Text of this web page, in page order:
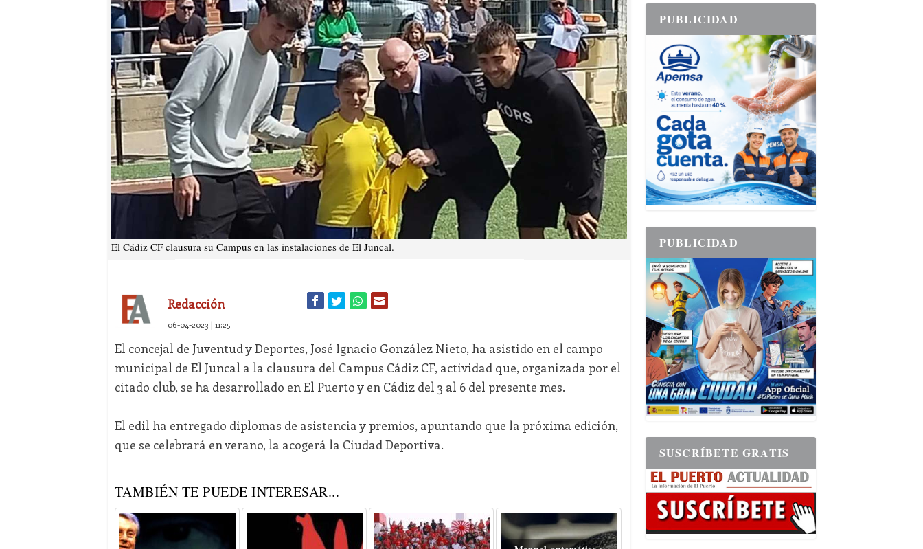
El Cádiz CF clausura su Campus en las instalaciones de El Juncal.
Redacción
06-04-2023 | 11:25
El concejal de Juventud y Deportes, José Ignacio González Nieto, ha asistido en el campo
municipal de El Juncal a la clausura del Campus Cádiz CF, actividad que, organizada por el
citado club, se ha desarrollado en El Puerto y en Cádiz del 3 al 6 del presente mes.
El edil ha entregado diplomas de asistencia y premios, apuntando que la próxima edición,
que se celebrará en verano, la acogerá la Ciudad Deportiva.
TAMBIÉN TE PUEDE INTERESAR...
PUBLICIDAD
PUBLICIDAD
SUSCRÍBETE GRATIS